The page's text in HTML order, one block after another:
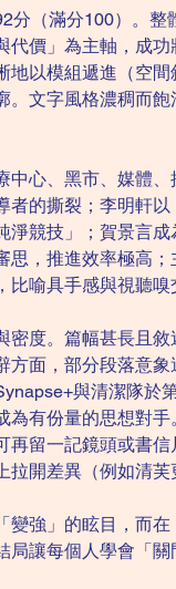
分（滿分100）。
代價」為主軸，成
地以模組遞進（空
文字風格濃稠而
中心、黑市、媒體
者的撕裂；李明軒
淨競技」；賀景言
思，推進效率極高
喻具手感與視聽嗅
密度。篇幅甚長且
方面，部分段落意
與清潔隊於
為有份量的思想對
再留一記鏡頭或書
拉開差異（例如清
變強」的眩目，而
局讓每個人學會「